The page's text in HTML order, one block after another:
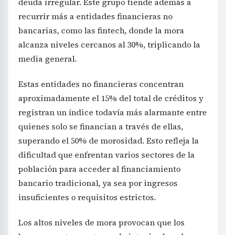
recurrir más a entidades financieras no
bancarias, como las fintech, donde la mora
alcanza niveles cercanos al 30%, triplicando la
media general.
Estas entidades no financieras concentran
aproximadamente el 15% del total de créditos y
registran un índice todavía más alarmante entre
quienes solo se financian a través de ellas,
superando el 50% de morosidad. Esto refleja la
dificultad que enfrentan varios sectores de la
población para acceder al financiamiento
bancario tradicional, ya sea por ingresos
insuficientes o requisitos estrictos.
Los altos niveles de mora provocan que los